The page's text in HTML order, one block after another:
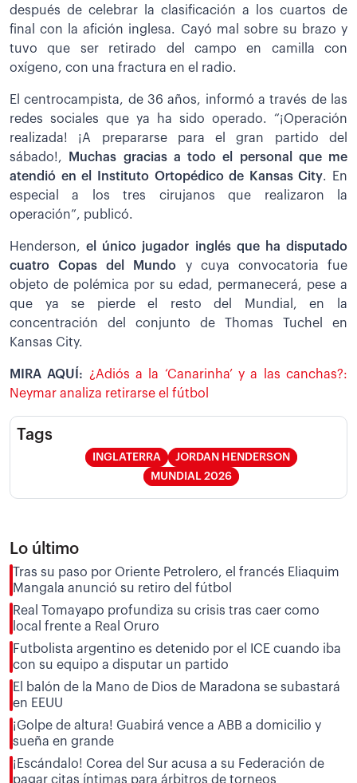
después de celebrar la clasificación a los cuartos de
final con la afición inglesa. Cayó mal sobre su brazo y
tuvo que ser retirado del campo en camilla con
oxígeno, con una fractura en el radio.
El centrocampista, de 36 años, informó a través de las
redes sociales que ya ha sido operado. “¡Operación
realizada! ¡A prepararse para el gran partido del
sábado!,
Muchas gracias a todo el personal que me
atendió en el Instituto Ortopédico de Kansas City. En
especial a los tres cirujanos que realizaron la
operación”, publicó.
Henderson,el único jugador inglés que ha disputado
cuatro Copas del Mundo y cuya convocatoria fue
objeto de polémica por su edad, permanecerá, pese a
que ya se pierde el resto del Mundial, en la
concentración del conjunto de Thomas Tuchel en
Kansas City.
MIRA AQUÍ: ¿Adiós a la ‘Canarinha’ y a las canchas?:
Neymar analiza retirarse el fútbol
Tags
INGLATERRA
JORDAN HENDERSON
MUNDIAL 2026
Lo último
Tras su paso por Oriente Petrolero, el francés Eliaquim
Mangala anunció su retiro del fútbol
Real Tomayapo profundiza su crisis tras caer como
local frente a Real Oruro
Futbolista argentino es detenido por el ICE cuando iba
con su equipo a disputar un partido
El balón de la Mano de Dios de Maradona se subastará
en EEUU
¡Golpe de altura! Guabirá vence a ABB a domicilio y
sueña en grande
¡Escándalo! Corea del Sur acusa a su Federación de
pagar citas íntimas para árbitros de torneos